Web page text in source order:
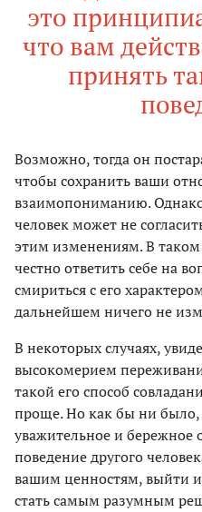
это
что вам
принять
Возможно, тогда он
чтобы сохранить ваши
взаимопониманию.
человек может не
этим изменениям. В таком
честно ответить себе на
смириться с его
дальнейшем ничего не
В некоторых случаях,
высокомерием
такой его способ
проще. Но как бы ни было,
уважительное и бережное
поведение другого
вашим ценностям, выйти
стать самым разумным